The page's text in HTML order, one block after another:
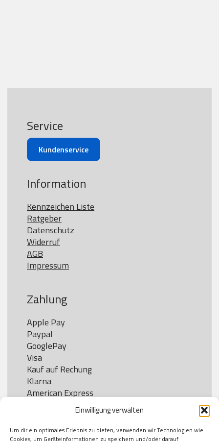
Einwilligung verwalten
Um dir ein optimales Erlebnis zu bieten, verwenden wir Technologien wie
Cookies, um Geräteinformationen zu speichern und/oder darauf
Service
Kundenservice
Information
Kennzeichen Liste
Ratgeber
Datenschutz
Widerruf
AGB
Impressum
Zahlung
Apple Pay
Paypal
GooglePay
Visa
Kauf auf Rechung
Klarna
American Express
Versand